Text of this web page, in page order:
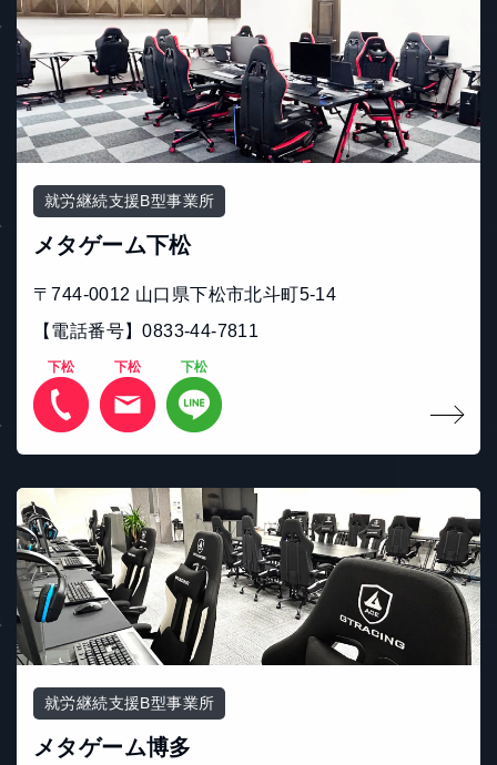
就労継続支援B型事業所
メタゲーム下松
〒744-0012 山口県下松市北斗町5-14
【電話番号】0833-44-7811
下松 下松 下松
就労継続支援B型事業所
メタゲーム博多